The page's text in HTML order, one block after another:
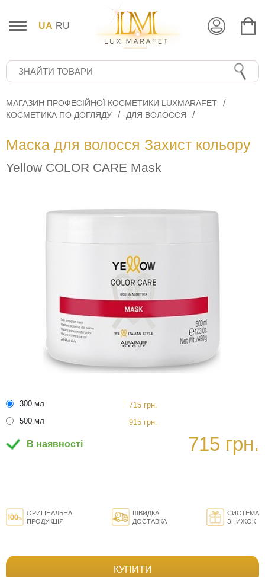
UA RU
МАГАЗИН ПРОФЕСІЙНОЇ КОСМЕТИКИ LUXMARAFET
КОСМЕТИКА ПО ДОГЛЯДУ
ДЛЯ ВОЛОССЯ
Маска для волосся Захист кольору
Yellow COLOR CARE Mask
300 мл
715 грн.
500 мл
915 грн.
В наявності 715 грн.
ОРИГІНАЛЬНА
ПРОДУКЦІЯ
ШВИДКА
ДОСТАВКА
СИСТЕМА
ЗНИЖОК
КУПИТИ